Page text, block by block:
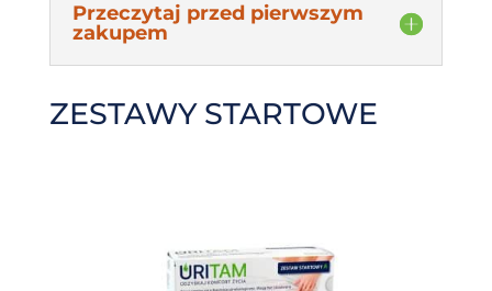
Przeczytaj przed pierwszym
zakupem
ZESTAWY STARTOWE